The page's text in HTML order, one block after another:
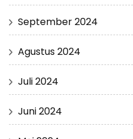
September 2024
Agustus 2024
Juli 2024
Juni 2024